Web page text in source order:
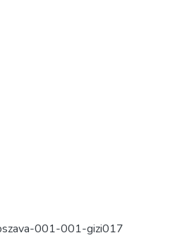
001-001-gizi017